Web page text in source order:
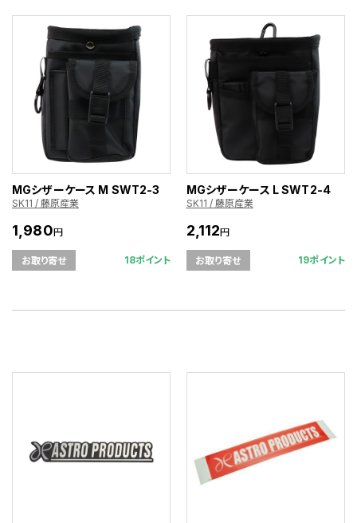
MGシザーケース M SWT2-3
SK11 / 藤原産業
1,980円
お取り寄せ 18ポイント
MGシザーケース L SWT2-4
SK11 / 藤原産業
2,112円
お取り寄せ 19ポイント